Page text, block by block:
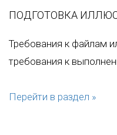
ПОДГОТОВКА
Требования к файлам
требования к
Перейти в раздел »